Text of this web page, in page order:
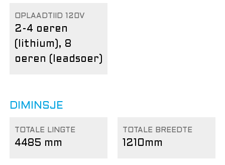
OPLAADTIID 120V
2-4 oeren
(lithium), 8
oeren (leadsoer)
DIMINSJE
TOTALE LINGTE
4485 mm
TOTALE BREEDTE
1210mm